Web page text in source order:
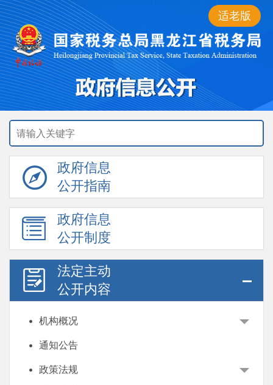
适老版
政府信息
公开指南
政府信息
公开制度
法定主动
公开内容
机构概况
通知公告
政策法规